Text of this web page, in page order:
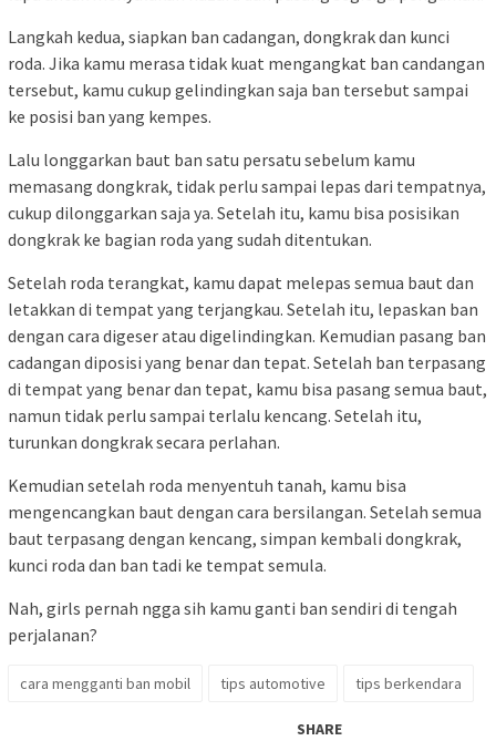
Langkah kedua, siapkan ban cadangan, dongkrak dan kunci
roda. Jika kamu merasa tidak kuat mengangkat ban candangan
tersebut, kamu cukup gelindingkan saja ban tersebut sampai
ke posisi ban yang kempes.
Lalu longgarkan baut ban satu persatu sebelum kamu
memasang dongkrak, tidak perlu sampai lepas dari tempatnya,
cukup dilonggarkan saja ya. Setelah itu, kamu bisa posisikan
dongkrak ke bagian roda yang sudah ditentukan.
Setelah roda terangkat, kamu dapat melepas semua baut dan
letakkan di tempat yang terjangkau. Setelah itu, lepaskan ban
dengan cara digeser atau digelindingkan. Kemudian pasang ban
cadangan diposisi yang benar dan tepat. Setelah ban terpasang
di tempat yang benar dan tepat, kamu bisa pasang semua baut,
namun tidak perlu sampai terlalu kencang. Setelah itu,
turunkan dongkrak secara perlahan.
Kemudian setelah roda menyentuh tanah, kamu bisa
mengencangkan baut dengan cara bersilangan. Setelah semua
baut terpasang dengan kencang, simpan kembali dongkrak,
kunci roda dan ban tadi ke tempat semula.
Nah, girls pernah ngga sih kamu ganti ban sendiri di tengah
perjalanan?
cara mengganti ban mobil tips automotive tips berkendara
SHARE